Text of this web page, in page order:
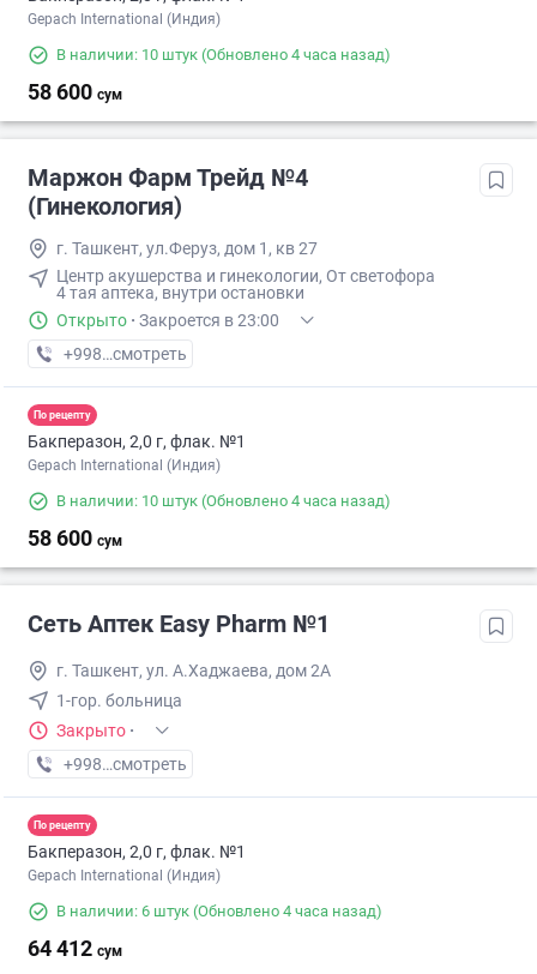
Gepach International (Индия)
В наличии: 10 штук (Обновлено 4 часа назад)
58 600 сум
Маржон Фарм Трейд №4
(Гинекология)
г. Ташкент, ул.Феруз, дом 1, кв 27
Центр акушерства и гинекологии, От светофора
4 тая аптека, внутри остановки
Открыто · Закроется в 23:00
+998 (77) XXX-XX-XX
смотреть
По рецепту
Бакперазон, 2,0 г, флак. №1
Gepach International (Индия)
В наличии: 10 штук (Обновлено 4 часа назад)
58 600 сум
Сеть Аптек Easy Pharm №1
г. Ташкент, ул. А.Хаджаева, дом 2А
1-гор. больница
Закрыто ·
+998 (94) XXX-XX-XX
смотреть
По рецепту
Бакперазон, 2,0 г, флак. №1
Gepach International (Индия)
В наличии: 6 штук (Обновлено 4 часа назад)
64 412 сум